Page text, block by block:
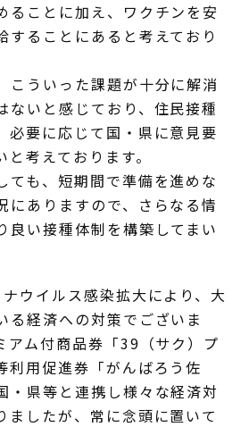
ることに加え、ワクチンを安
することにあると考えており
こういった課題が十分に解消
ないと感じており、住民接種
必要に応じて国・県に意見要
考えております。
ても、短期間で準備を進めな
にありますので、さらなる情
良い接種体制を構築してまい
ウイルス感染拡大により、大
る経済への対策でございま
アム付商品券「39（サク）プ
利用促進券「がんばろう佐
・県等と連携し様々な経済対
ましたが、常に念頭に置いて